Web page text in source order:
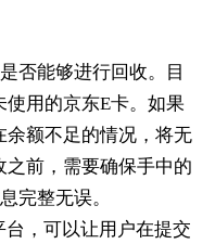
否能够进行回收。目
用的京东E卡。如果
额不足的情况，将无
前，需要确保手中的
完整无误。
，可以让用户在提交